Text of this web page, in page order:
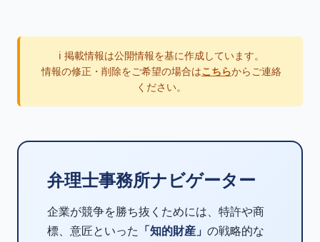
ℹ️ 掲載情報は公開情報を基に作成しています。
情報の修正・削除をご希望の場合はこちらからご連絡
ください。
弁理士事務所ナビゲーター
企業が競争を勝ち抜くためには、特許や商
標、意匠といった 「知的財産」 の戦略的な